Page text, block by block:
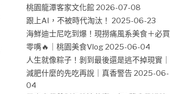
桃園龍潭客家文化館 2026-07-08
跟上AI，不被時代淘汰！ 2025-06-23
海鮮迪士尼吃到爆！現撈痛風系美食＋必買
零嘴🔥｜桃園美食Vlog 2025-06-04
人生就像粽子！剝到最後還是逃不掉現實｜
減肥什麼的先吃再說｜真香警告 2025-06-
04